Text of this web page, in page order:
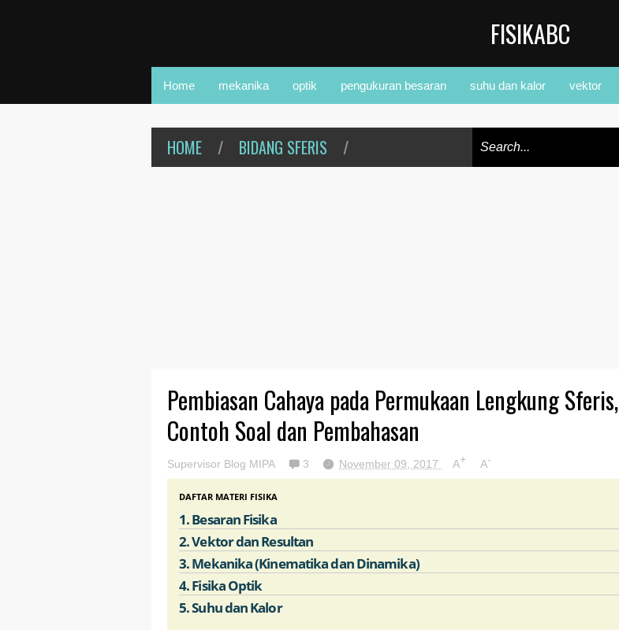
FISIKABC
Home mekanika optik pengukuran besaran suhu dan kalor vektor
HOME / BIDANG SFERIS /
Pembiasan Cahaya pada Permukaan Lengkung Sferis,
Contoh Soal dan Pembahasan
Supervisor Blog MIPA 3 November 09, 2017 A+ A-
DAFTAR MATERI FISIKA
1. Besaran Fisika
2. Vektor dan Resultan
3. Mekanika (Kinematika dan Dinamika)
4. Fisika Optik
5. Suhu dan Kalor